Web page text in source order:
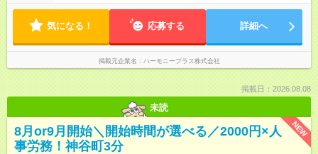
気になる！ 応募する 詳細へ
掲載元企業名 ハーモニープラス株式会社
掲載日：2026.08.08
未読
NEW
8月or9月開始＼開始時間が選べる／2000円×人
事労務！神谷町3分